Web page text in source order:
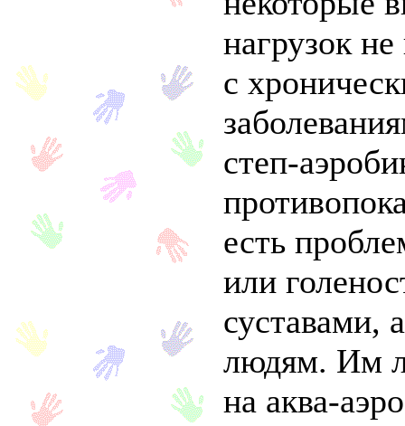
нагрузок
с
степ-
есть
или
суставами,
людям. Им
на аква-